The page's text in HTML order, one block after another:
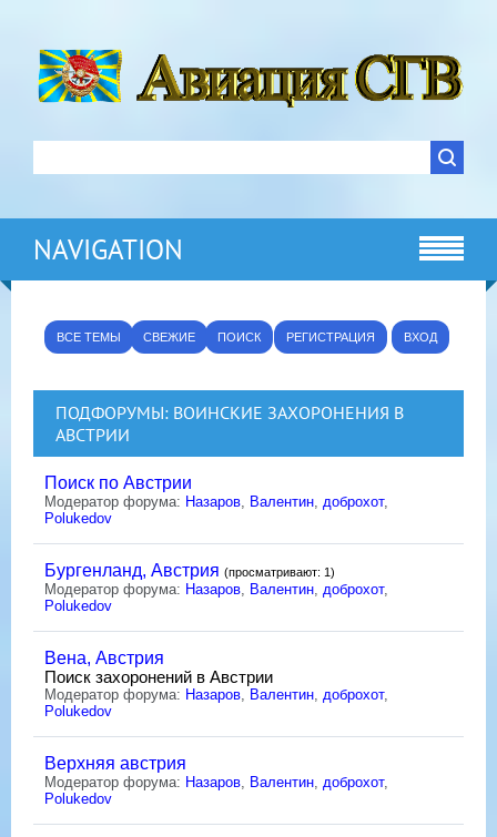
NAVIGATION
ВСЕ ТЕМЫ СВЕЖИЕ ПОИСК РЕГИСТРАЦИЯ ВХОД
ПОДФОРУМЫ: ВОИНСКИЕ ЗАХОРОНЕНИЯ В
АВСТРИИ
Поиск по Австрии
Модератор форума: Назаров Валентин доброхот,
Polukedov
Бургенланд, Австрия (просматривают: 1)
Модератор форума: Назаров Валентин доброхот,
Polukedov
Вена, Австрия
Поиск захоронений в Австрии
Модератор форума: Назаров Валентин доброхот,
Polukedov
Верхняя австрия
Модератор форума: Назаров Валентин доброхот,
Polukedov